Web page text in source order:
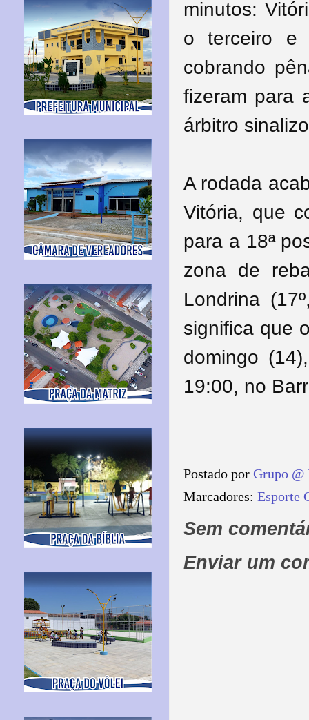
minutos:
o terceiro e
cobrando
fizeram para
árbitro
A rodada
Vitória, que
para a 18ª
zona de
Londrina
significa que
domingo
19:00, no
Postado por Grupo @
Marcadores: Esporte
Sem
Enviar um